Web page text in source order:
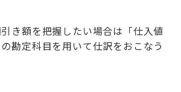
き額を把握したい場合は「仕入値
勘定科目を用いて仕訳をおこなう